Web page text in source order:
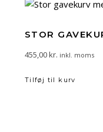
STOR
455,00kr. inkl. moms
Tilføj til kurv